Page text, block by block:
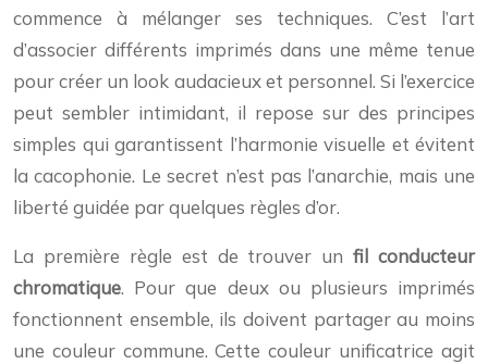
commence à mélanger ses techniques. C’est l’art
d’associer différents imprimés dans une même tenue
pour créer un look audacieux et personnel. Si l’exercice
peut sembler intimidant, il repose sur des principes
simples qui garantissent l’harmonie visuelle et évitent
la cacophonie. Le secret n’est pas l’anarchie, mais une
liberté guidée par quelques règles d’or.
La première règle est de trouver unfil conducteur
chromatique. Pour que deux ou plusieurs imprimés
fonctionnent ensemble, ils doivent partager au moins
une couleur commune. Cette couleur unificatrice agit